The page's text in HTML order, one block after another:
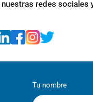
redes
Tu nombre